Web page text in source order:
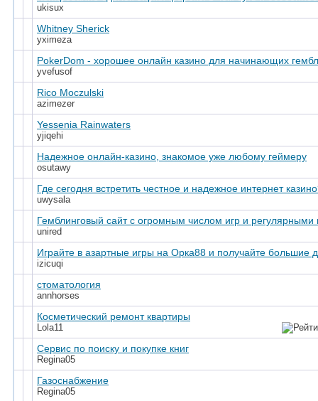
ukisux
Whitney Sherick
yximeza
PokerDom - хорошее онлайн казино для начинающих
yvefusof
Rico Moczulski
azimezer
Yessenia Rainwaters
yjiqehi
Надежное онлайн-казино, знакомое уже любому геймеру
osutawy
Где сегодня встретить честное и надежное интернет
uwysala
Гемблинговый сайт с огромным числом игр и
unired
Играйте в азартные игры на Орка88 и получайте большие
izicuqi
стоматология
annhorses
Косметический ремонт квартиры
Lola11
Сервис по поиску и покупке книг
Regina05
Газоснабжение
Regina05